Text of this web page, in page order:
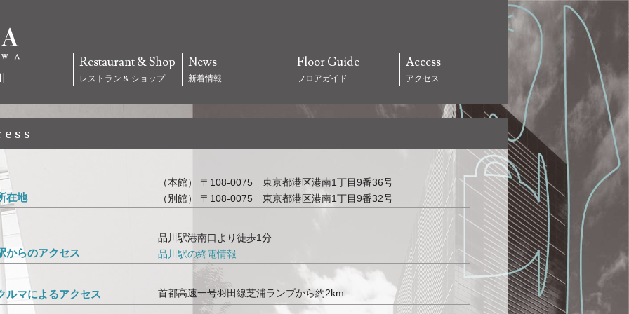
Restaurant & Shop
レストラン & ショップ
News
新着情報
Floor Guide
フロアガイド
Access
アクセス
在地
（本館） 〒108-0075 東京都港区港南1丁目9番36号
（別館） 〒108-0075 東京都港区港南1丁目9番32号
からのアクセス
品川駅港南口より徒歩1分
品川駅の終電情報
ルマによるアクセス 首都高速一号羽田線芝浦ランプから約2km